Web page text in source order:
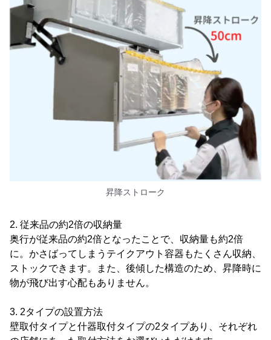
昇降ストローク
2. 従来品の約2倍の収納量
奥行が従来品の約2倍となったことで、収納量も約2倍
に。かさばってしまうテイクアウト容器もたくさん収納、
ストックできます。また、後傾した構造のため、昇降時に
物が飛び出す心配もありません。
3. 2タイプの設置方法
壁取付タイプと什器取付タイプの2タイプあり、それぞれ